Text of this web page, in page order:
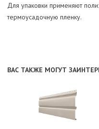
Для упаковки применяют
термоусадочную пленку.
ВАС ТАКЖЕ МОГУТ